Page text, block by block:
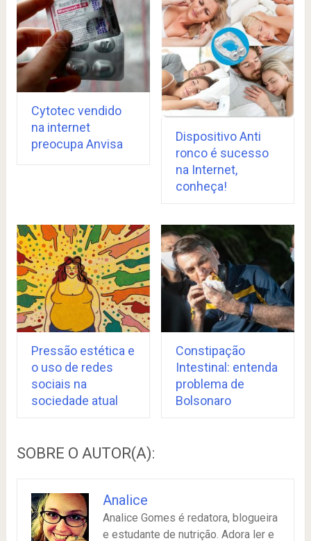
Cytotec vendido
na internet
preocupa Anvisa
Dispositivo Anti
ronco é sucesso
na Internet,
conheça!
Pressão estética e
o uso de redes
sociais na
sociedade atual
Constipação
Intestinal: entenda
problema de
Bolsonaro
SOBRE O AUTOR(A):
Analice
Analice Gomes é redatora, blogueira
e estudante de nutrição. Adora ler e